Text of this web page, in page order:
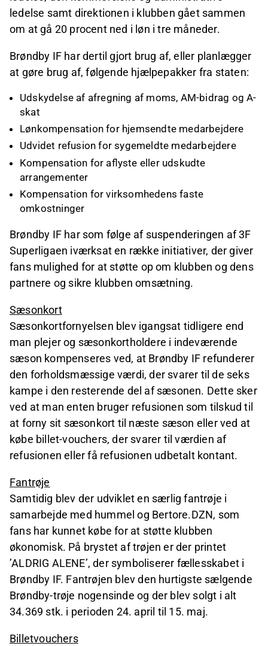
ledelse samt direktionen i klubben gået sammen
om at gå 20 procent ned i løn i tre måneder.
Brøndby IF har dertil gjort brug af, eller planlægger
at gøre brug af, følgende hjælpepakker fra staten:
Udskydelse af afregning af moms, AM-bidrag og A-
skat
Lønkompensation for hjemsendte medarbejdere
Udvidet refusion for sygemeldte medarbejdere
Kompensation for aflyste eller udskudte
arrangementer
Kompensation for virksomhedens faste
omkostninger
Brøndby IF har som følge af suspenderingen af 3F
Superligaen iværksat en række initiativer, der giver
fans mulighed for at støtte op om klubben og dens
partnere og sikre klubben omsætning.
Sæsonkort
Sæsonkortfornyelsen blev igangsat tidligere end
man plejer og sæsonkortholdere i indeværende
sæson kompenseres ved, at Brøndby IF refunderer
den forholdsmæssige værdi, der svarer til de seks
kampe i den resterende del af sæsonen. Dette sker
ved at man enten bruger refusionen som tilskud til
at forny sit sæsonkort til næste sæson eller ved at
købe billet-vouchers, der svarer til værdien af
refusionen eller få refusionen udbetalt kontant.
Fantrøje
Samtidig blev der udviklet en særlig fantrøje i
samarbejde med hummel og Bertore.DZN, som
fans har kunnet købe for at støtte klubben
økonomisk. På brystet af trøjen er der printet
’ALDRIG ALENE’, der symboliserer fællesskabet i
Brøndby IF. Fantrøjen blev den hurtigste sælgende
Brøndby-trøje nogensinde og der blev solgt i alt
34.369 stk. i perioden 24. april til 15. maj.
Billetvouchers